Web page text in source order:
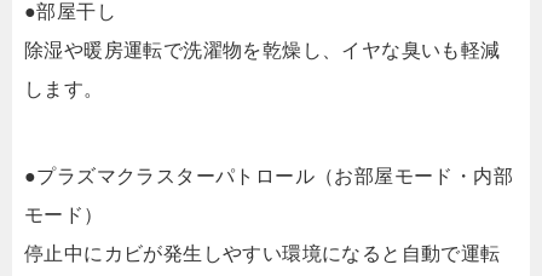
●部屋干し
除湿や暖房運転で洗濯物を乾燥し、イヤな臭いも軽減
します。
●プラズマクラスターパトロール（お部屋モード・内部
モード）
停止中にカビが発生しやすい環境になると自動で運転